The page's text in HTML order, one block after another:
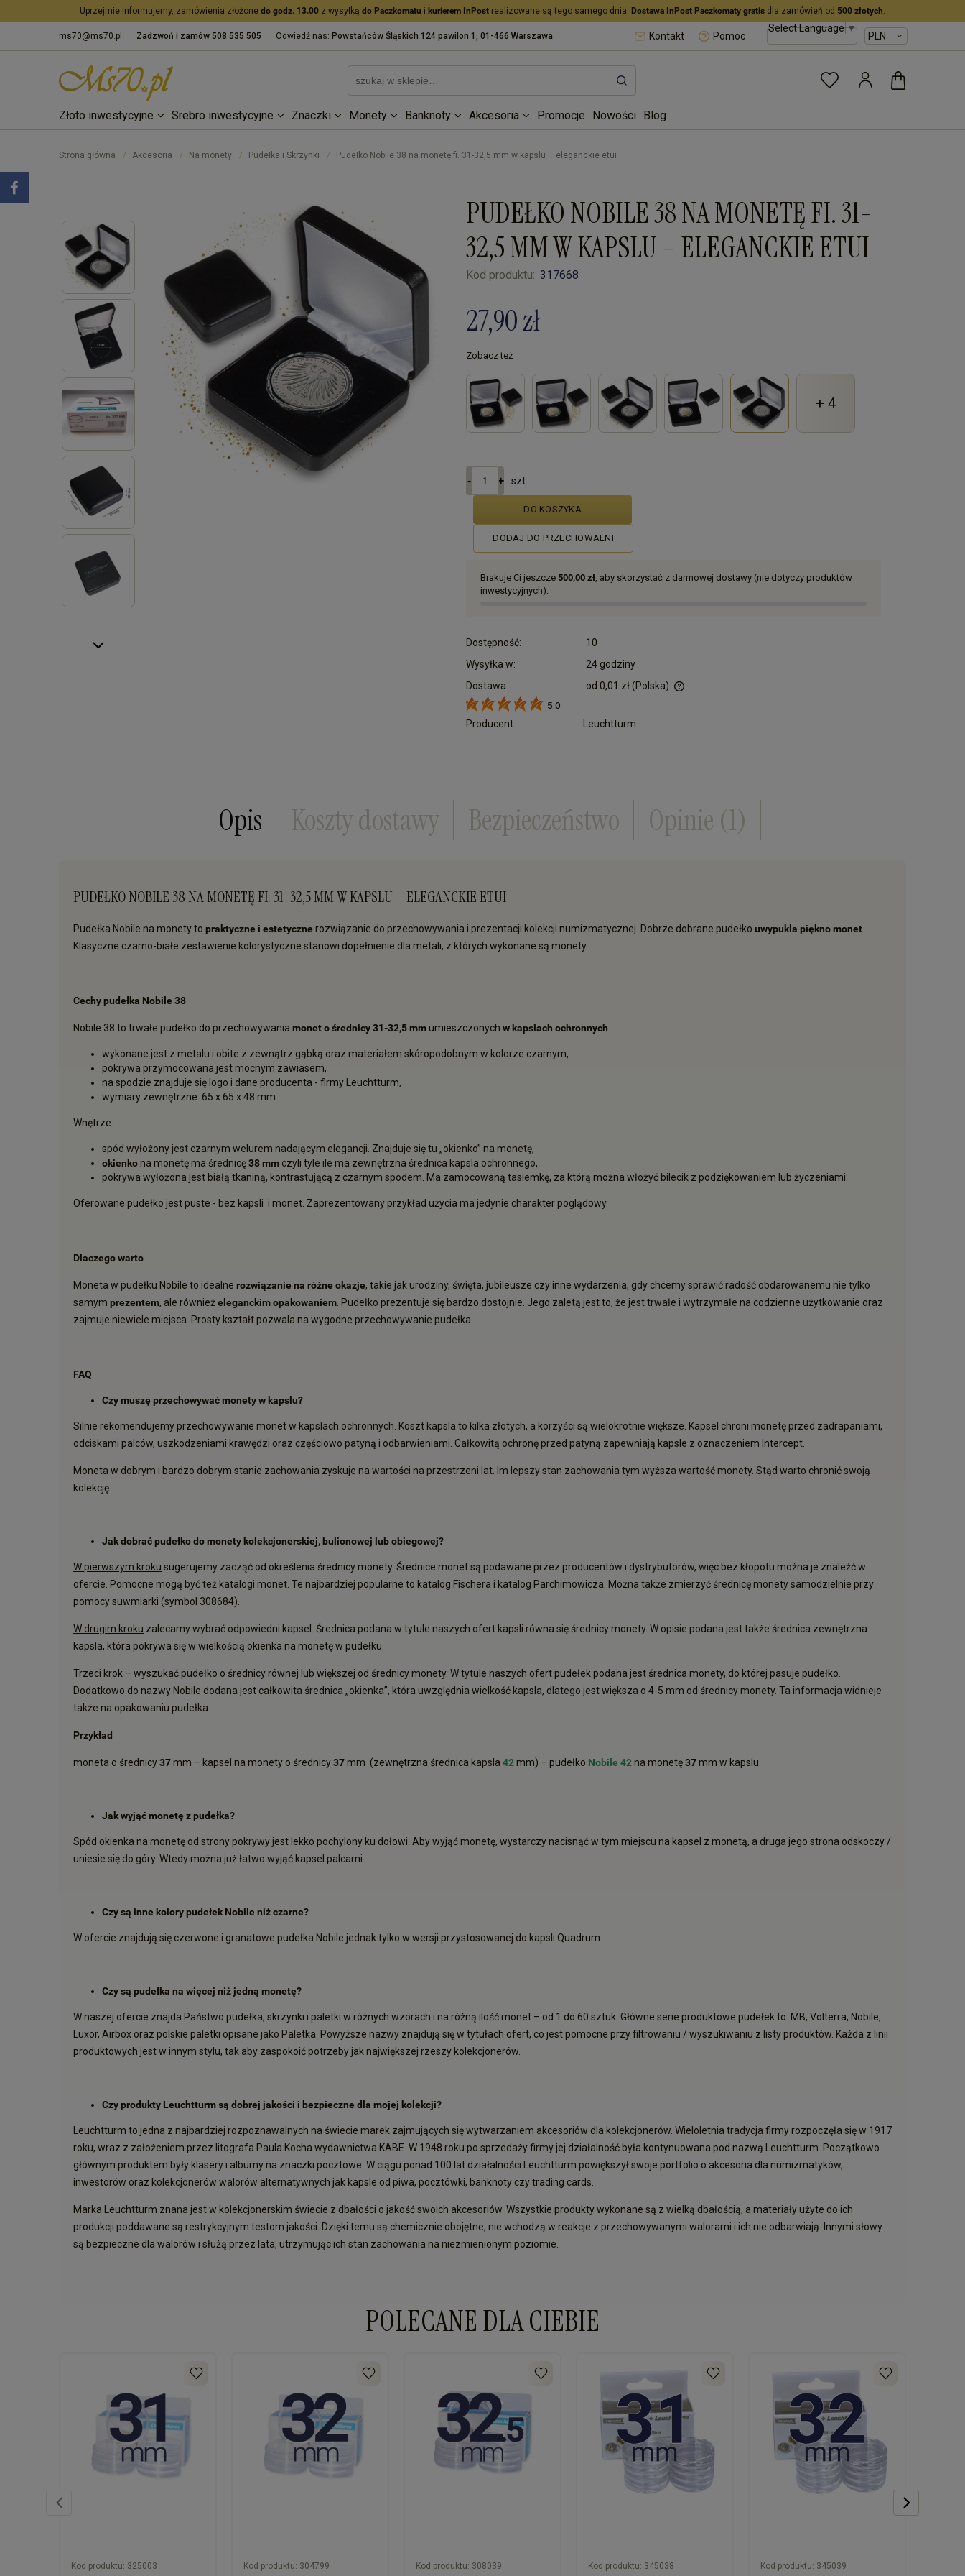
Uprzejmie informujemy, zamówienia złożone do godz. 13.00 z wysyłką do Paczkomatu i kurierem InPost realizowane są tego samego dnia. Dostawa InPost Paczkomaty gratis dla zamówień od 500 złotych.
Select Language▼
ms70@ms70.pl Zadzwoń i zamów 508 535 505 Odwiedź nas: Powstańców Śląskich 124 pawilon 1, 01-466 Warszawa Kontakt Pomoc
Złoto inwestycyjne Srebro inwestycyjne Znaczki Monety Banknoty Akcesoria Promocje Nowości Blog
Strona główna / Akcesoria / Na monety / Pudełka i Skrzynki / Pudełko Nobile 38 na monetę fi. 31-32,5 mm w kapslu – eleganckie etui
PUDEŁKO NOBILE 38 NA MONETĘ FI. 31-
32,5 MM W KAPSLU – ELEGANCKIE ETUI
Kod produktu: 317668
27,90 zł
Zobacz też
+ 4
szt.
DO KOSZYKA
DODAJ DO PRZECHOWALNI
Brakuje Ci jeszcze 500,00 zł, aby skorzystać z darmowej dostawy (nie dotyczy produktów
inwestycyjnych).
Dostępność:
10
Wysyłka w:
24 godziny
Dostawa:
od 0,01 zł(Polska)
Cena nie zawiera ewentualnych kosztów płatności
5.0
Producent: Leuchtturm
Opis Koszty dostawy Bezpieczeństwo Opinie (1)
PUDEŁKO NOBILE 38 NA MONETĘ FI. 31-32,5 MM W KAPSLU – ELEGANCKIE ETUI
Pudełka Nobile na monety to praktyczne i estetyczne rozwiązanie do przechowywania i prezentacji kolekcji numizmatycznej. Dobrze dobrane pudełko uwypukla piękno monet
Klasyczne czarno-białe zestawienie kolorystyczne stanowi dopełnienie dla metali, z których wykonane są monety.
Cechy pudełka Nobile 38
Nobile 38 to trwałe pudełko do przechowywania monet o średnicy 31-32,5 mmumieszczonych w kapslach ochronnych
wykonane jest z metalu i obite z zewnątrz gąbką oraz materiałem skóropodobnym w kolorze czarnym,
pokrywa przymocowana jest mocnym zawiasem,
na spodzie znajduje się logo i dane producenta - firmy Leuchtturm,
wymiary zewnętrzne: 65 x 65 x 48 mm
Wnętrze:
spód wyłożony jest czarnym welurem nadającym elegancji. Znajduje się tu „okienko” na monetę,
okienkona monetę ma średnicę38 mm czyli tyle ile ma zewnętrzna średnica kapsla ochronnego,
pokrywa wyłożona jest białą tkaniną, kontrastującą z czarnym spodem. Ma zamocowaną tasiemkę, za którą można włożyć bilecik z podziękowaniem lub życzeniami.
Oferowane pudełko jest puste - bez kapsli i monet. Zaprezentowany przykład użycia ma jedynie charakter poglądowy.
Dlaczego warto
Moneta w pudełku Nobile to idealne rozwiązanie na różne okazje, takie jak urodziny, święta, jubileusze czy inne wydarzenia, gdy chcemy sprawić radość obdarowanemu nie tylko
samym prezentem, ale równieżeleganckim opakowaniem . Pudełko prezentuje się bardzo dostojnie. Jego zaletą jest to, że jest trwałe i wytrzymałe na codzienne użytkowanie oraz
zajmuje niewiele miejsca. Prosty kształt pozwala na wygodne przechowywanie pudełka.
FAQ
Czy muszę przechowywać monety w kapslu?
Silnie rekomendujemy przechowywanie monet w kapslach ochronnych. Koszt kapsla to kilka złotych, a korzyści są wielokrotnie większe. Kapsel chroni monetę przed zadrapaniami,
odciskami palców, uszkodzeniami krawędzi oraz częściowo patyną i odbarwieniami. Całkowitą ochronę przed patyną zapewniają kapsle z oznaczeniem Intercept.
Moneta w dobrym i bardzo dobrym stanie zachowania zyskuje na wartości na przestrzeni lat. Im lepszy stan zachowania tym wyższa wartość monety. Stąd warto chronić swoją
kolekcję.
Jak dobrać pudełko do monety kolekcjonerskiej, bulionowej lub obiegowej?
W pierwszym kroku sugerujemy zacząć od określenia średnicy monety. Średnice monet są podawane przez producentów i dystrybutorów, więc bez kłopotu można je znaleźć w
ofercie. Pomocne mogą być też katalogi monet. Te najbardziej popularne to katalog Fischera i katalog Parchimowicza . Można także zmierzyć średnicę monety samodzielnie przy
pomocysuwmiarki (symbol 308684).
W drugim kroku zalecamy wybrać odpowiedni kapsel. Średnica podana w tytule naszych ofert kapsli równa się średnicy monety. W opisie podana jest także średnica zewnętrzna
kapsla, która pokrywa się w wielkością okienka na monetę w pudełku.
Trzeci krok – wyszukać pudełko o średnicy równej lub większej od średnicy monety. W tytule naszych ofert pudełek podana jest średnica monety, do której pasuje pudełko.
Dodatkowo do nazwy Nobile dodana jest całkowita średnica „okienka”, która uwzględnia wielkość kapsla, dlatego jest większa o 4-5 mm od średnicy monety. Ta informacja widnieje
także na opakowaniu pudełka.
Przykład
moneta o średnicy37mm – kapsel na monety o średnicy37mm (zewnętrzna średnica kapsla 42mm) – pudełko Nobile 42na monetę37mm w kapslu.
Jak wyjąć monetę z pudełka?
Spód okienka na monetę od strony pokrywy jest lekko pochylony ku dołowi. Aby wyjąć monetę, wystarczy nacisnąć w tym miejscu na kapsel z monetą, a druga jego strona odskoczy /
uniesie się do góry. Wtedy można już łatwo wyjąć kapsel palcami.
Czy są inne kolory pudełek Nobile niż czarne?
W ofercie znajdują się czerwone i granatowe pudełka Nobile jednak tylko w wersji przystosowanej do kapsli Quadrum.
Czy są pudełka na więcej niż jedną monetę?
W naszej ofercie znajda Państwo pudełka, skrzynki i paletki w różnych wzorach i na różną ilość monet – od 1 do 60 sztuk. Główne serie produktowe pudełek to: MB, Volterra, Nobile,
Luxor, Airbox oraz polskie paletki opisane jako Paletka. Powyższe nazwy znajdują się w tytułach ofert, co jest pomocne przy filtrowaniu / wyszukiwaniu z listy produktów. Każda z linii
produktowych jest w innym stylu, tak aby zaspokoić potrzeby jak największej rzeszy kolekcjonerów.
Czy produkty Leuchtturm są dobrej jakości i bezpieczne dla mojej kolekcji?
Leuchtturm to jedna z najbardziej rozpoznawalnych na świecie marek zajmujących się wytwarzaniem akcesoriów dla kolekcjonerów. Wieloletnia tradycja firmy rozpoczęła się w 1917
roku, wraz z założeniem przez litografa Paula Kocha wydawnictwa KABE. W 1948 roku po sprzedaży firmy jej działalność była kontynuowana pod nazwą Leuchtturm. Początkowo
głównym produktem były klasery i albumy na znaczki pocztowe. W ciągu ponad 100 lat działalności Leuchtturm powiększył swoje portfolio o akcesoria dla numizmatyków,
inwestorów oraz kolekcjonerów walorów alternatywnych jak kapsle od piwa, pocztówki, banknoty czy trading cards.
Marka Leuchtturm znana jest w kolekcjonerskim świecie z dbałości o jakość swoich akcesoriów. Wszystkie produkty wykonane są z wielką dbałością, a materiały użyte do ich
produkcji poddawane są restrykcyjnym testom jakości. Dzięki temu są chemicznie obojętne, nie wchodzą w reakcje z przechowywanymi walorami i ich nie odbarwiają. Innymi słowy
są bezpieczne dla walorów i służą przez lata, utrzymując ich stan zachowania na niezmienionym poziomie.
POLECANE DLA CIEBIE
Kod produktu: 325003 Kod produktu: 304799 Kod produktu: 308039 Kod produktu: 345038 Kod produktu: 345039